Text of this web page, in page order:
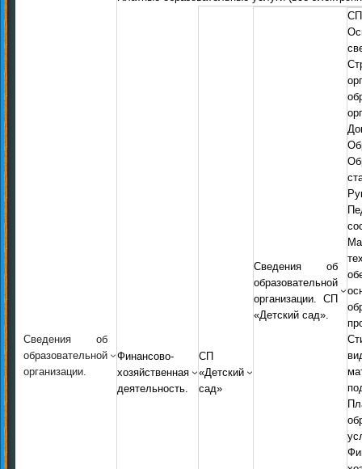
Сведения об
образовательной
организации.
Финансово-
хозяйственная
деятельность.
СП
«Детский
сад»
Сведения об
образовательной
организации. СП
«Детский сад».
СП